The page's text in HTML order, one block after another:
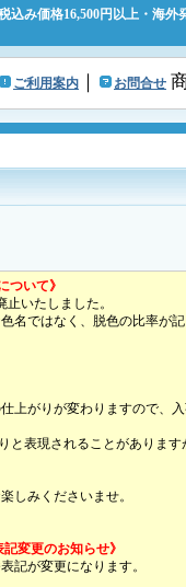
み価格16,500円以上・海外
ご利用案内 ｜ お問合せ
ついて》
いたしました。
名ではなく、脱色の比率が記
上がりが変わりますので、
と表現されることがありま
しみくださいませ。
変更のお知らせ》
記が変更になります。